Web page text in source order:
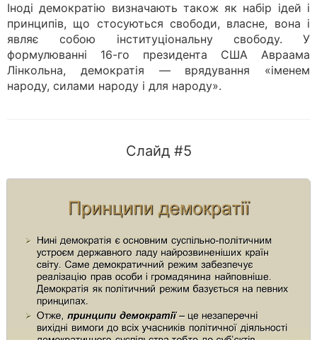
Іноді демократію визначають також як набір ідей і
принципів, що стосуються свободи, власне, вона і
являє собою інституціональну свободу. У
формулюванні 16-го президента США Авраама
Лінкольна, демократія — врядування «іменем
народу, силами народу і для народу».
Слайд #5